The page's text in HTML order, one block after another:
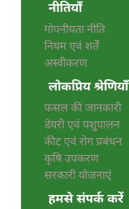
नीतियाँ
गोपनीयता नीति
नियम एवं शर्तें
अस्वीकरण
लोकप्रिय श्रेणियाँ
फसल की जानकारी
डेयरी एवं पशुपालन
कीट एवं रोग प्रबंधन
कृषि उपकरण
सरकारी योजनाएं
हमसे संपर्क करें